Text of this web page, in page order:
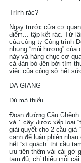
Trình rác?
Ngay trước cửa cơ
điểm... tập kết rác. Từ
của công ty Công trình
nhưng “mùi hương”
này và hàng chục cơ
cả đàn bò đến bới tìm
việc của công sở hết
ĐÀ GIANG
Đủ mà thiếu
Đoạn đường Cầu Ghềnh
và 1 cây được xếp loại
giải quyết cho 2 cầu già
cạnh để luân phiên
hết “xí quách” thì cầu
ưu tiên thêm vài cái gờ
tạm đủ, chỉ thiếu mỗi cái